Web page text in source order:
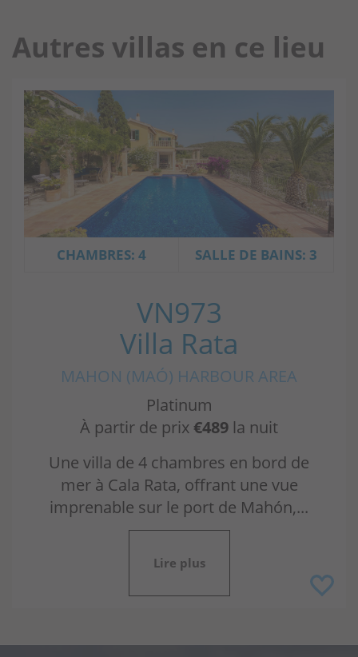
Autres villas en ce lieu
CHAMBRES: 4 SALLE DE BAINS: 3
VN973
Villa Rata
MAHON (MAÓ) HARBOUR AREA
Platinum
À partir de prix €489 la nuit
Une villa de 4 chambres en bord de
mer à Cala Rata, offrant une vue
imprenable sur le port de Mahón,...
Lire plus